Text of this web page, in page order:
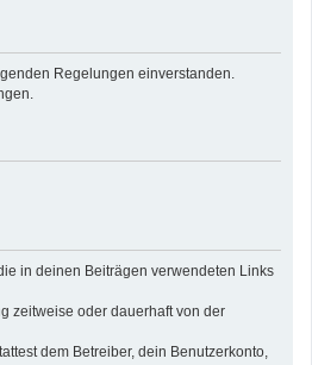
Regelungen einverstanden.
in deinen Beiträgen verwendeten Links
zeitweise oder dauerhaft von der
dem Betreiber, dein Benutzerkonto,